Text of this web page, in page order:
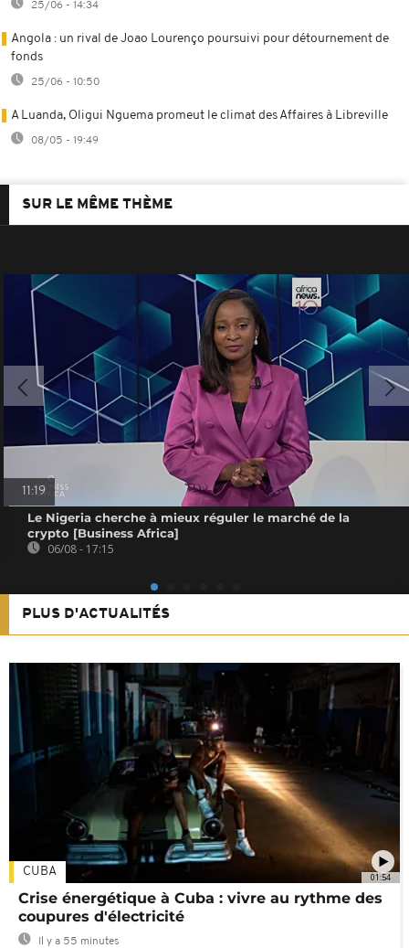
25/06 - 14:34
Angola : un rival de Joao Lourenço poursuivi pour détournement de
fonds
25/06 - 10:50
A Luanda, Oligui Nguema promeut le climat des Affaires à Libreville
08/05 - 19:49
SUR LE MÊME THÈME
11:19
Le Nigeria cherche à mieux réguler le marché de la
crypto [Business Africa]
06/08 - 17:15
PLUS D'ACTUALITÉS
01:54
CUBA
Crise énergétique à Cuba : vivre au rythme des
coupures d'électricité
Il y a 55 minutes